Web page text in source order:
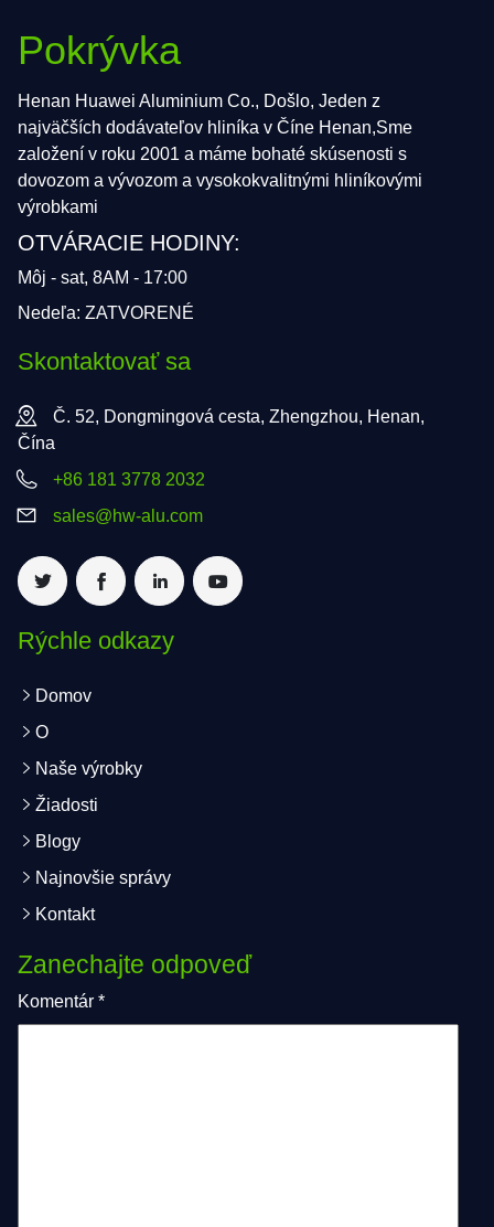
Pokrývka
Henan Huawei Aluminium Co., Došlo, Jeden z
najväčších dodávateľov hliníka v Číne Henan,Sme
založení v roku 2001 a máme bohaté skúsenosti s
dovozom a vývozom a vysokokvalitnými hliníkovými
výrobkami
OTVÁRACIE HODINY:
Môj - sat, 8AM - 17:00
Nedeľa: ZATVORENÉ
Skontaktovať sa
Č. 52, Dongmingová cesta, Zhengzhou, Henan,
Čína
+86 181 3778 2032
sales@hw-alu.com
Rýchle odkazy
Domov
O
Naše výrobky
Žiadosti
Blogy
Najnovšie správy
Kontakt
Zanechajte odpoveď
Komentár *